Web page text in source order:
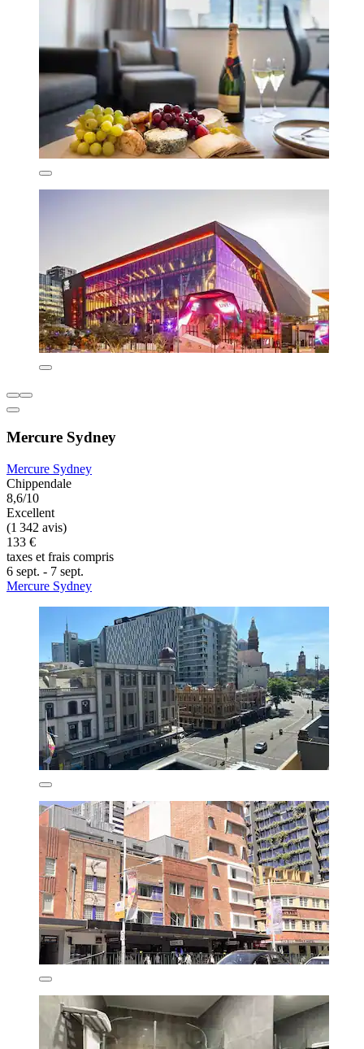
Mercure Sydney
Mercure Sydney
Chippendale
8,6/10
Excellent
(1 342 avis)
133 €
taxes et frais compris
6 sept. - 7 sept.
Mercure Sydney